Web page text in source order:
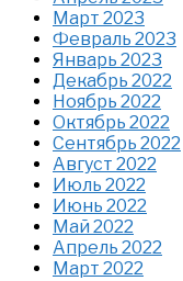
Март 2023
Февраль 2023
Январь 2023
Декабрь 2022
Ноябрь 2022
Октябрь 2022
Сентябрь 2022
Август 2022
Июль 2022
Июнь 2022
Май 2022
Апрель 2022
Март 2022